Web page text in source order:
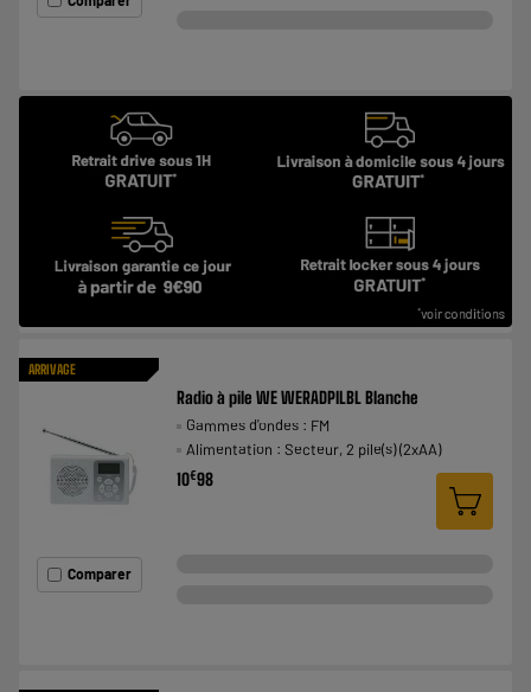
ARRIVAGE
Comparer
Radio à pile WE WERADPILBL Blanche
Gammes d'ondes : FM
Alimentation : Secteur, 2 pile(s) (2xAA)
10€98